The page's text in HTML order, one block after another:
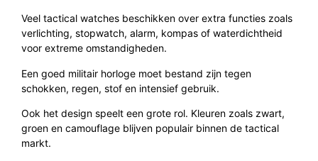
Veel tactical watches beschikken over extra functies zoals
verlichting, stopwatch, alarm, kompas of waterdichtheid
voor extreme omstandigheden.
Een goed militair horloge moet bestand zijn tegen
schokken, regen, stof en intensief gebruik.
Ook het design speelt een grote rol. Kleuren zoals zwart,
groen en camouflage blijven populair binnen de tactical
markt.